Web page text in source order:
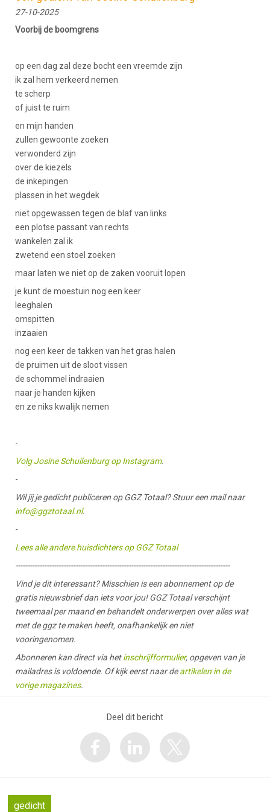
27-10-2025
Voorbij de boomgrens
op een dag zal deze bocht een vreemde zijn
ik zal hem verkeerd nemen
te scherp
of juist te ruim
en mijn handen
zullen gewoonte zoeken
verwonderd zijn
over de kiezels
de inkepingen
plassen in het wegdek
niet opgewassen tegen de blaf van links
een plotse passant van rechts
wankelen zal ik
zwetend een stoel zoeken
maar laten we niet op de zaken vooruit lopen
je kunt de moestuin nog een keer
leeghalen
omspitten
inzaaien
nog een keer de takken van het gras halen
de pruimen uit de sloot vissen
de schommel indraaien
naar je handen kijken
en ze niks kwalijk nemen
-
Volg Josine Schuilenburg op Instagram.
-
Wil jij je gedicht publiceren op GGZ Totaal? Stuur een mail naar
info@ggztotaal.nl.
-
Lees alle andere huisdichters op GGZ Totaal
-----------------------------------------------------------------------------------------
Vind je dit interessant? Misschien is een abonnement op de
gratis nieuwsbrief dan iets voor jou! GGZ Totaal verschijnt
tweemaal per maand en behandelt onderwerpen over alles wat
met de ggz te maken heeft, onafhankelijk en niet
vooringenomen.
Abonneren kan direct via hetinschrijfformulier, opgeven van je
mailadres is voldoende. Of kijk eerst naar deartikelen in de
vorige magazines.
Deel dit bericht
gedicht